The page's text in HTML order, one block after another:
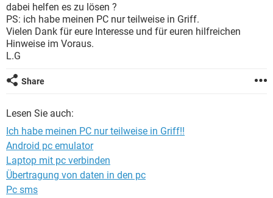
dabei helfen es zu lösen ?
PS: ich habe meinen PC nur teilweise in Griff.
Vielen Dank für eure Interesse und für euren hilfreichen
Hinweise im Voraus.
L.G
Share
Lesen Sie auch:
Ich habe meinen PC nur teilweise in Griff!!
Android pc emulator
Laptop mit pc verbinden
Übertragung von daten in den pc
Pc sms